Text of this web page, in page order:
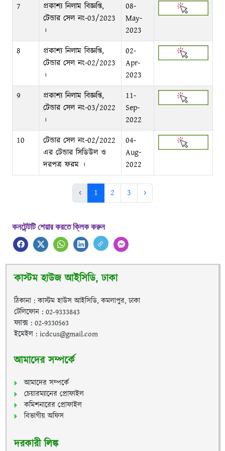
7
প্রকাশ্য নিলাম বিজ্ঞপ্তি,
টেন্ডার সেল নং-03/2023
।
08-
May-
2023
8
প্রকাশ্য নিলাম বিজ্ঞপ্তি,
টেন্ডার সেল নং-02/2023
।
02-
Apr-
2023
9
প্রকাশ্য নিলাম বিজ্ঞপ্তি,
টেন্ডার সেল নং-03/2022
।
11-
Sep-
2022
10
টেন্ডার সেল নং-02/2022
এর টেন্ডার সিডিউল ও
দরপত্র ফরম ।
04-
Aug-
2022
‹ 1 2 3 ›
কনটেন্টটি শেয়ার করতে ক্লিক করুন
কাস্টম হাউজ আইসিডি, ঢাকা
ঠিকানা : কাস্টম হাউস আইসিডি, কমলাপুর, ঢাকা
টেলিফোন : 02-9333843
ফ্যাক্স : 02-9330563
ইমেইল : icdcus@gmail.com
আমাদের সম্পর্কে
আমাদের সম্পর্কে
চেয়ারম্যানের প্রোফাইল
কমিশনারের প্রোফাইল
বিভাগীয় অফিস
দরকারী লিঙ্ক